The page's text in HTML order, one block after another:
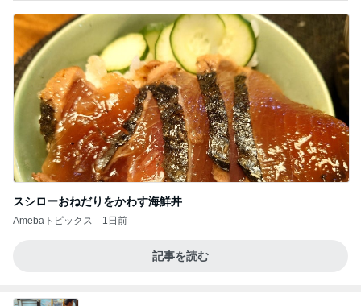
スシローおねだりをかわす海鮮丼
Amebaトピックス 1日前
記事を読む